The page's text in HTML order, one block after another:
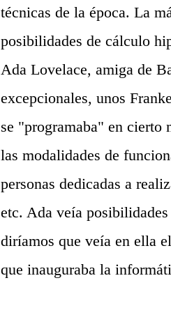
técnicas de la época. La
posibilidades de cálculo
Ada Lovelace, amiga de
excepcionales, unos
se "programaba" en cierto
las modalidades de
personas dedicadas a
etc. Ada veía
diríamos que veía en ella
que inauguraba la